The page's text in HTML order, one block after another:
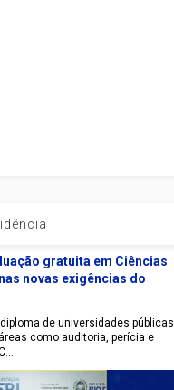
gratuita em Ciências
novas exigências do
de universidades públicas
como auditoria, perícia e